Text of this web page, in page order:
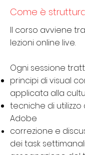
Come è
Il corso avviene
lezioni online live.
Ogni sessione
principi di visual
applicata alla
tecniche di
Adobe
correzione e
dei task